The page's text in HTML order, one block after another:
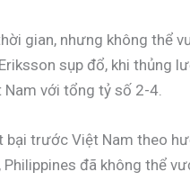
gian, nhưng không
sụp đổ, khi
với tổng tỷ số 2-4.
bại trước Việt Nam theo
đã không thể